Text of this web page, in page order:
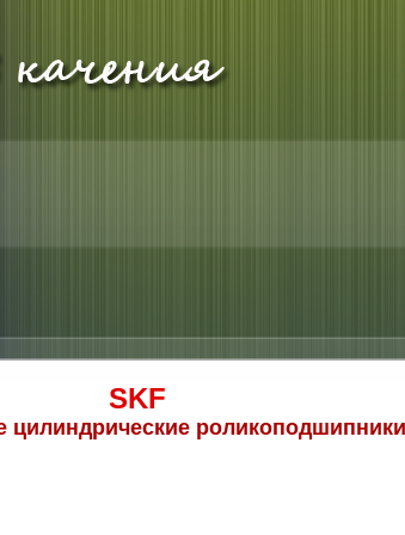
SKF
роликоподшипники